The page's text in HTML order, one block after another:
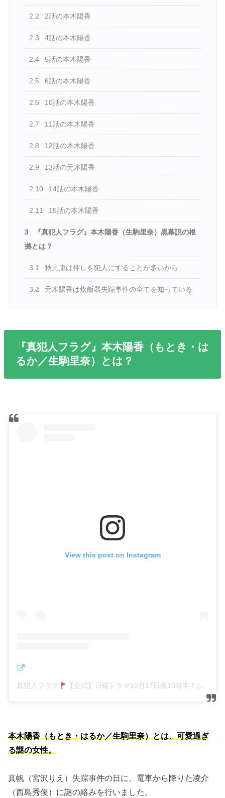
2.2 2話の本木陽香
2.3 4話の本木陽香
2.4 5話の本木陽香
2.5 6話の本木陽香
2.6 10話の本木陽香
2.7 11話の本木陽香
2.8 12話の本木陽香
2.9 13話の元木陽香
2.10 14話の本木陽香
2.11 15話の本木陽香
3
『真犯人フラグ』本木陽香（生駒里奈）黒幕説の根
拠とは？
3.1 秋元康は押しを犯人にすることが多いから
3.2 元木陽香は炊飯器失踪事件の全てを知っている
『真犯人フラグ』本木陽香（もとき・は
るか／生駒里奈）とは？
View this post on Instagram
真犯人フラグ 【公式】日曜ドラマ10月17日夜10時半！(@shinhanninflag_ntv)がシェアした投稿
本木陽香（もとき・はるか／生駒里奈）とは、可愛過ぎ
る謎の女性。
真帆（宮沢りえ）失踪事件の日に、電車から降りた凌介
（西島秀俊）に謎の絡みを行いました。